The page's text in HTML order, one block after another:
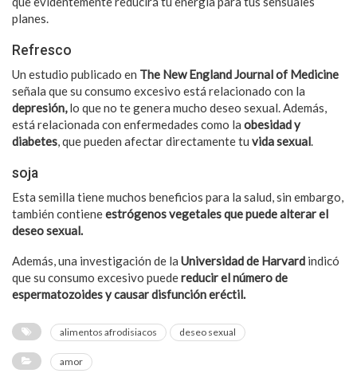
planes.
Refresco
Un estudio publicado en The New England Journal of Medicine
señala que su consumo excesivo está relacionado con la
depresión,lo que no te genera mucho deseo sexual. Además,
está relacionada con enfermedades como la obesidad y
diabetes, que pueden afectar directamente tu vida sexual.
soja
Esta semilla tiene muchos beneficios para la salud, sin embargo,
también contieneestrógenos vegetales que puede alterar el
deseo sexual.
Además, una investigación de la Universidad de Harvard indicó
que su consumo excesivo puedereducir el número de
espermatozoides y causar disfunción eréctil.
alimentos afrodisiacos deseo sexual
amor